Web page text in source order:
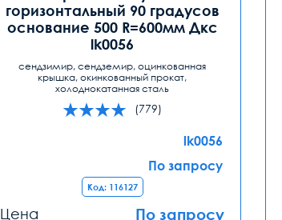
горизонтальный 90 градусов
основание 500 R=600мм Дкс
lk0056
сендзимир, сендземир, оцинкованная
крышка, окинкованный прокат,
холоднокатанная сталь
(779)
lk0056
По запросу
Код: 116127
Цена По запросу